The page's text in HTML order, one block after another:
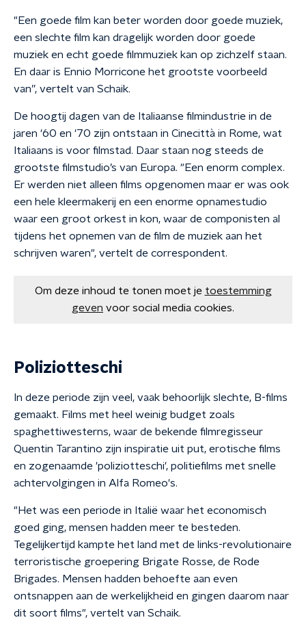
"Een goede film kan beter worden door goede muziek,
een slechte film kan dragelijk worden door goede
muziek en echt goede filmmuziek kan op zichzelf staan.
En daar is Ennio Morricone het grootste voorbeeld
van”, vertelt van Schaik.
De hoogtij dagen van de Italiaanse filmindustrie in de
jaren '60 en '70 zijn ontstaan in Cinecittà in Rome, wat
Italiaans is voor filmstad. Daar staan nog steeds de
grootste filmstudio’s van Europa. "Een enorm complex.
Er werden niet alleen films opgenomen maar er was ook
een hele kleermakerij en een enorme opnamestudio
waar een groot orkest in kon, waar de componisten al
tijdens het opnemen van de film de muziek aan het
schrijven waren", vertelt de correspondent.
Om deze inhoud te tonen moet je toestemming
geven voor social media cookies.
Poliziotteschi
In deze periode zijn veel, vaak behoorlijk slechte, B-films
gemaakt. Films met heel weinig budget zoals
spaghettiwesterns, waar de bekende filmregisseur
Quentin Tarantino zijn inspiratie uit put, erotische films
en zogenaamde 'poliziotteschi', politiefilms met snelle
achtervolgingen in Alfa Romeo's.
"Het was een periode in Italië waar het economisch
goed ging, mensen hadden meer te besteden.
Tegelijkertijd kampte het land met de links-revolutionaire
terroristische groepering Brigate Rosse, de Rode
Brigades. Mensen hadden behoefte aan even
ontsnappen aan de werkelijkheid en gingen daarom naar
dit soort films", vertelt van Schaik.